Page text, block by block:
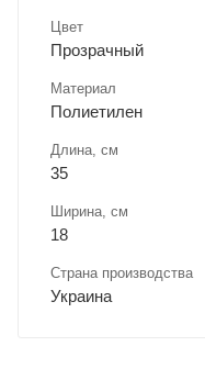
Цвет
Прозрачный
Материал
Полиетилен
Длина, cм
35
Ширина, cм
18
Страна производства
Украина